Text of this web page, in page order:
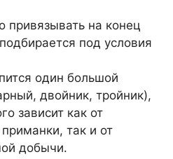
привязывать на конец
под условия
один большой
двойник, тройник),
зависит как от
так и от
добычи.